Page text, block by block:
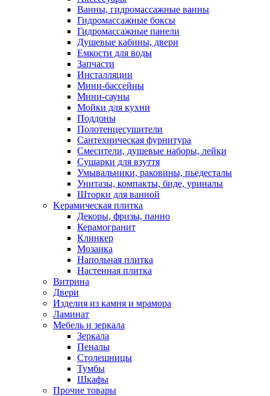
Ванны, гидромассажные ванны
Гидромассажные боксы
Гидромассажные панели
Душевые кабины, двери
Емкости для воды
Запчасти
Инсталляции
Мини-бассейны
Мини-сауны
Мойки для кухни
Поддоны
Полотенцесушители
Сантехническая фурнитура
Смесители, душевые наборы, лейки
Сушарки для взуття
Умывальники, раковины, пьедесталы
Унитазы, компакты, биде, уриналы
Шторки для ванной
Kерамическая плитка
Декоры, фризы, панно
Керамогранит
Клинкер
Мозаика
Напольная плитка
Настенная плитка
Витрина
Двери
Изделия из камня и мрамора
Ламинат
Мебель и зеркала
Зеркала
Пеналы
Столешницы
Тумбы
Шкафы
Прочие товары